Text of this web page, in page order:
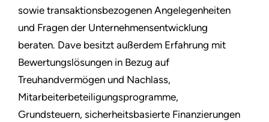
sowie transaktionsbezogenen Angelegenheiten
und Fragen der Unternehmensentwicklung
beraten. Dave besitzt außerdem Erfahrung mit
Bewertungslösungen in Bezug auf
Treuhandvermögen und Nachlass,
Mitarbeiterbeteiligungsprogramme,
Grundsteuern, sicherheitsbasierte Finanzierungen